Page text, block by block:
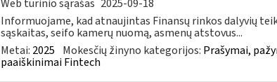
Web turinio sąrašas 2025-09-18
Informuojame, kad atnaujintas Finansų rinkos dalyvių
sąskaitas, seifo kamerų nuomą, asmenų atstovus...
Metai: 2025 Mokesčių žinyno kategorijos: Prašymai,
paaiškinimai Fintech